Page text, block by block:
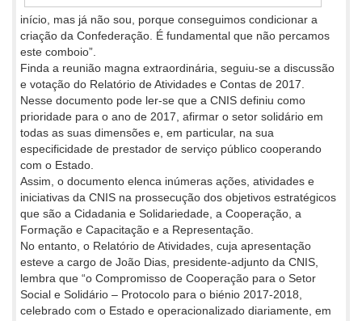
início, mas já não sou, porque conseguimos condicionar a
criação da Confederação. É fundamental que não percamos
este comboio”.
Finda a reunião magna extraordinária, seguiu-se a discussão
e votação do Relatório de Atividades e Contas de 2017.
Nesse documento pode ler-se que a CNIS definiu como
prioridade para o ano de 2017, afirmar o setor solidário em
todas as suas dimensões e, em particular, na sua
especificidade de prestador de serviço público cooperando
com o Estado.
Assim, o documento elenca inúmeras ações, atividades e
iniciativas da CNIS na prossecução dos objetivos estratégicos
que são a Cidadania e Solidariedade, a Cooperação, a
Formação e Capacitação e a Representação.
No entanto, o Relatório de Atividades, cuja apresentação
esteve a cargo de João Dias, presidente-adjunto da CNIS,
lembra que “o Compromisso de Cooperação para o Setor
Social e Solidário – Protocolo para o biénio 2017-2018,
celebrado com o Estado e operacionalizado diariamente, em